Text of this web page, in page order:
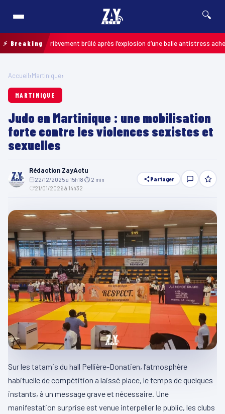
🔍
⚡ Breaking
grièvement brûlé après l’explosion d’une balle antistress achetée en
Accueil›Martinique›
MARTINIQUE
Judo en Martinique : une mobilisation
forte contre les violences sexistes et
sexuelles
Rédaction ZayActu
22/12/2025 à 15h18 ⏱ 2 min
21/01/2026 à 14h32
Partager
Sur les tatamis du hall Pellière-Donatien, l’atmosphère
habituelle de compétition a laissé place, le temps de quelques
instants, à un message grave et nécessaire. Une
manifestation surprise est venue interpeller le public, les clubs